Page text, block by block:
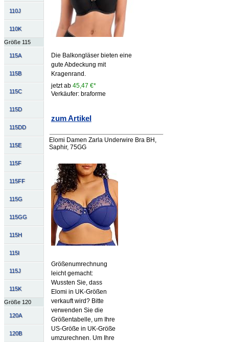
110J
110K
Größe 115
115A
115B
115C
115D
115DD
115E
115F
115FF
115G
115GG
115H
115I
115J
115K
Größe 120
120A
120B
Die Balkongläser bieten eine
gute Abdeckung mit
Kragenrand.
jetzt ab 45,47 €*
Verkäufer: braforme
zum Artikel
Elomi Damen Zarla Underwire Bra BH,
Saphir, 75GG
Größenumrechnung
leicht gemacht:
Wussten Sie, dass
Elomi in UK-Größen
verkauft wird? Bitte
verwenden Sie die
Größentabelle, um Ihre
US-Größe in UK-Größe
umzurechnen. Um Ihre